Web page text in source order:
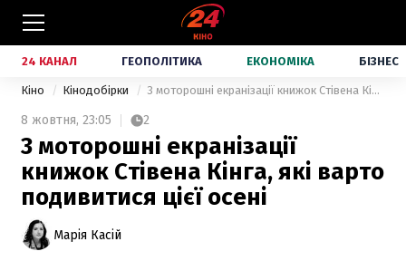
24 КАНАЛ ГЕОПОЛІТИКА ЕКОНОМІКА БІЗНЕС
Кіно Кінодобірки 3 моторошні екранізації книжок Стівена Кінга, які варто подивитися цієї осені
8 жовтня, 23:05 2
3 моторошні екранізації
книжок Стівена Кінга, які варто
подивитися цієї осені
Марія Касій